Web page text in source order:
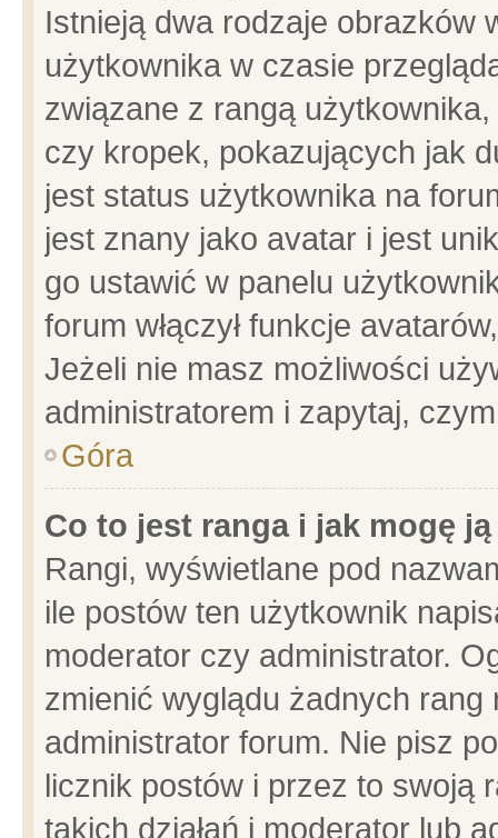
Istnieją dwa rodzaje obrazków
użytkownika w czasie
związane z rangą
czy kropek, pokazujących jak
jest status użytkownika na
jest znany jako avatar i jest
go ustawić w panelu
forum włączył funkcje
Jeżeli nie masz możliwości
administratorem i zapytaj,
Góra
Co to jest ranga i jak mogę
Rangi, wyświetlane pod
ile postów ten użytkownik
moderator czy administrator.
zmienić wyglądu żadnych
administrator forum. Nie pisz
licznik postów i przez to swoją
takich działań i moderator lub